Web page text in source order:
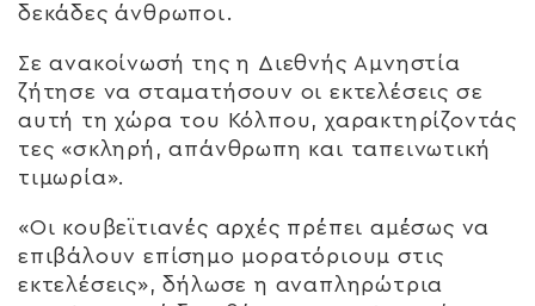
δεκάδες άνθρωποι.
Σε ανακοίνωσή της η Διεθνής Αμνηστία
ζήτησε να σταματήσουν οι εκτελέσεις σε
αυτή τη χώρα του Κόλπου, χαρακτηρίζοντάς
τες «σκληρή, απάνθρωπη και ταπεινωτική
τιμωρία».
«Οι κουβεϊτιανές αρχές πρέπει αμέσως να
επιβάλουν επίσημο μορατόριουμ στις
εκτελέσεις», δήλωσε η αναπληρώτρια